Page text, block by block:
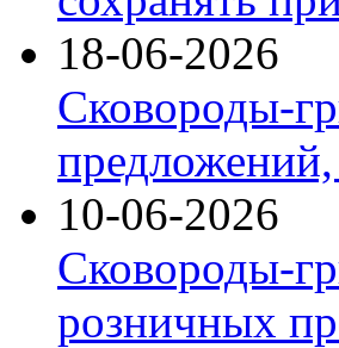
18-06-2026
Сковороды-
10-06-2026
Сковороды-
розничных